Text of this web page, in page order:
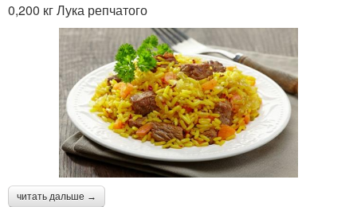
0,200 кг Лука репчатого
читать дальше →